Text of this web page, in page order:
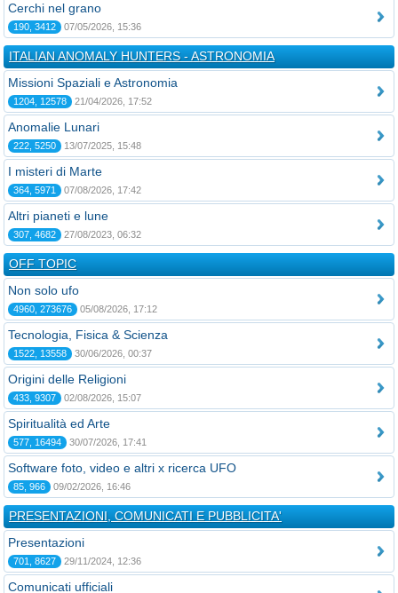
Cerchi nel grano
190, 3412 07/05/2026, 15:36
ITALIAN ANOMALY HUNTERS - ASTRONOMIA
Missioni Spaziali e Astronomia
1204, 12578 21/04/2026, 17:52
Anomalie Lunari
222, 5250 13/07/2025, 15:48
I misteri di Marte
364, 5971 07/08/2026, 17:42
Altri pianeti e lune
307, 4682 27/08/2023, 06:32
OFF TOPIC
Non solo ufo
4960, 273676 05/08/2026, 17:12
Tecnologia, Fisica & Scienza
1522, 13558 30/06/2026, 00:37
Origini delle Religioni
433, 9307 02/08/2026, 15:07
Spiritualità ed Arte
577, 16494 30/07/2026, 17:41
Software foto, video e altri x ricerca UFO
85, 966 09/02/2026, 16:46
PRESENTAZIONI, COMUNICATI E PUBBLICITA'
Presentazioni
701, 8627 29/11/2024, 12:36
Comunicati ufficiali